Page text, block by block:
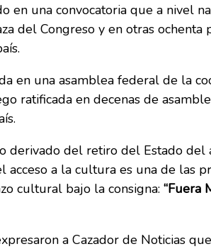
en una convocatoria que a nivel
del Congreso y en otras ochenta
en una asamblea federal de la
ratificada en decenas de
derivado del retiro del Estado del
acceso a la cultura es una de las
cultural bajo la consigna: “Fuera
a Cazador de Noticias